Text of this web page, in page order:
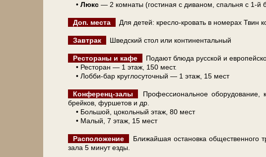
• Люкс — 2 ком­на­ты (го­сти­ная с ди­ва­ном, спаль­ня с 1-й
Доп. ме­ста Для де­тей: кресло-кровать в но­ме­рах
Завтрак Шведский стол или кон­ти­нен­таль­ный
Рестораны и ка­фе
Подают блю­да рус­ской и
• Ресторан — 1 этаж, 150 мест.
• Лобби-бар круглосуточный — 1 этаж, 15 мест
Конференц-залы
Профессиональное оборудование,
брейков, фуршетов и др.
• Большой, цокольный этаж, 80 мест
• Ма­лый, 7 этаж, 15 мест
Расположение
Ближайшая оста­нов­ка общественного
за­ла 5 ми­нут ез­ды.